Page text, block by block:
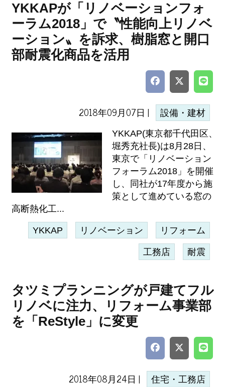
YKKAPが「リノベーションフォ
ーラム2018」で〝性能向上リノベ
ーション〟を訴求、樹脂窓と開口
部耐震化商品を活用
2018年09月07日 | 設備・建材
YKKAP(東京都千代田区、
堀秀充社長)は8月28日、
東京で「リノベーション
フォーラム2018」を開催
し、同社が17年度から施
策として進めている窓の
高断熱化工...
YKKAP リノベーション リフォーム
工務店 耐震
タツミプランニングが戸建てフル
リノベに注力、リフォーム事業部
を「ReStyle」に変更
2018年08月24日 | 住宅・工務店